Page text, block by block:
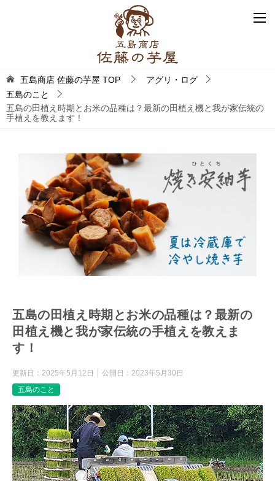
五島商店 佐藤の芋屋 TOP
アグリ・ログ
五島のこと
五島の田植え時期とお米の品種は？最新の田植え機と我が家伝統の
手植えを教えます！
五島の田植え時期とお米の品種は？最新の
田植え機と我が家伝統の手植えを教えま
す！
更新日： 2025年5月12日 公開日： 2023年5月30日
五島のこと